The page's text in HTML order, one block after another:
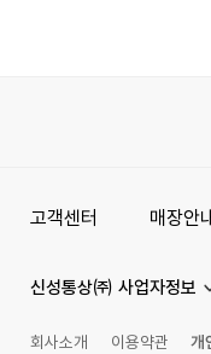
고객센터 매장안
신성통상㈜ 사업자정보
회사소개 이용약관
개